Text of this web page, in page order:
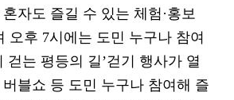
자도 즐길 수 있는 체험·홍보
오후 7시에는 도민 누구나 참여
걷는 평등의 길’걷기 행사가 열
블쇼 등 도민 누구나 참여해 즐